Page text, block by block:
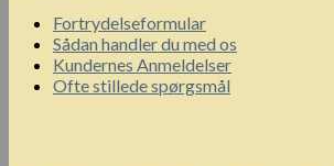
Fortrydelseformular
Sådan handler du med os
Kundernes Anmeldelser
Ofte stillede spørgsmål